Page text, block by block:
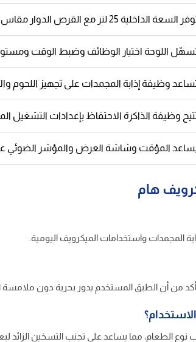
الداخلية 25 لتر مع القرص الدوار مقاس 27 سم مساحة مناسبة لتسخين الأطباق والوجبات المعتادة داخل المنزل.
اللوحة اختيار الوظائف وضبط الوقت
وظيفة إذابة المجمدات على تجهيز اللحوم
وظيفة الذاكرة الاحتفاظ بإعدادات
المؤقت وشاشة العرض والمؤشر الضوئي على
هام
المجمدات واستخدامات الميكرويف اليومية.